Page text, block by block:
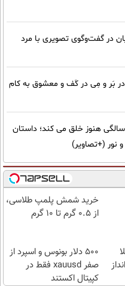
در گفت‌و‌گوی تصویری با مرد
در بَر و مِی در کَف و معشوق به کام
معماری که در 92 سالگی هنوز خلق می کند؛ داستان
و نور (+تصاویر)
خرید شمش پلمپ طلاسی،
از ۰.۵ گرم تا ۱۰ گرم
۵۰۰ دلار بونوس و اسپرد از
صفر xauusd فقط در
کپیتال اکستند